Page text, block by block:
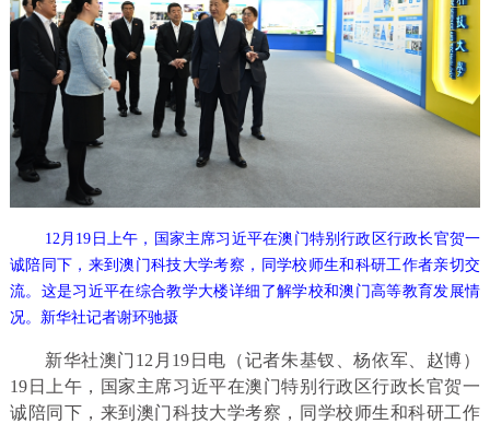
12月19日上午，国家主席习近平在澳门特别行政区行政长官贺一
诚陪同下，来到澳门科技大学考察，同学校师生和科研工作者亲切交
流。这是习近平在综合教学大楼详细了解学校和澳门高等教育发展情
况。新华社记者谢环驰摄
新华社澳门12月19日电（记者朱基钗、杨依军、赵博）
19日上午，国家主席习近平在澳门特别行政区行政长官贺一
诚陪同下，来到澳门科技大学考察，同学校师生和科研工作